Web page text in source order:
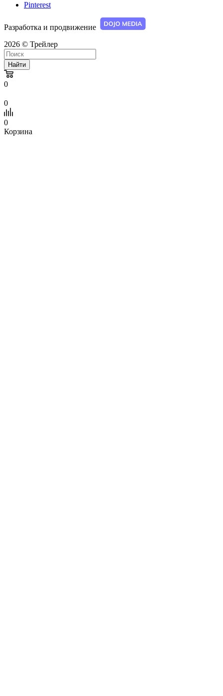
Pinterest
Разработка и продвижение
2026 © Трейлер
Найти
0
0
0
Корзина